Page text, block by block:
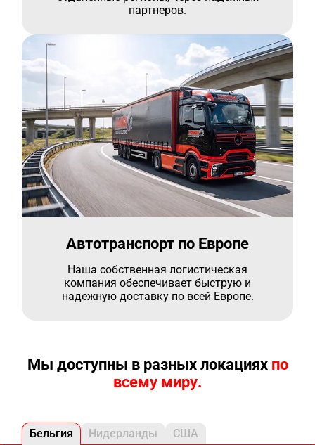
партнеров.
Автотранспорт по Европе
Наша собственная логистическая
компания обеспечивает быструю и
надежную доставку по всей Европе.
Мы доступны в разных локациях по
всему миру.
Бельгия Нидерланды США